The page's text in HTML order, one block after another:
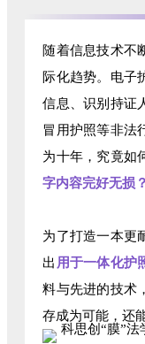
随着信息技术不
际化趋势。电子
信息、识别持证
冒用护照等非法
为十年，究竟如
字内容完好无损？
为了打造一本更
出 用于一体化护
料与先进的技术
存成为可能，还